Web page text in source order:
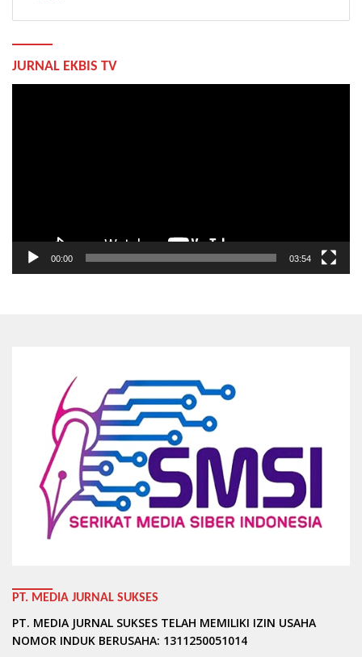
JURNAL EKBIS TV
00:00 03:54
PT. MEDIA JURNAL SUKSES
PT. MEDIA JURNAL SUKSES TELAH MEMILIKI IZIN USAHA
NOMOR INDUK BERUSAHA: 1311250051014